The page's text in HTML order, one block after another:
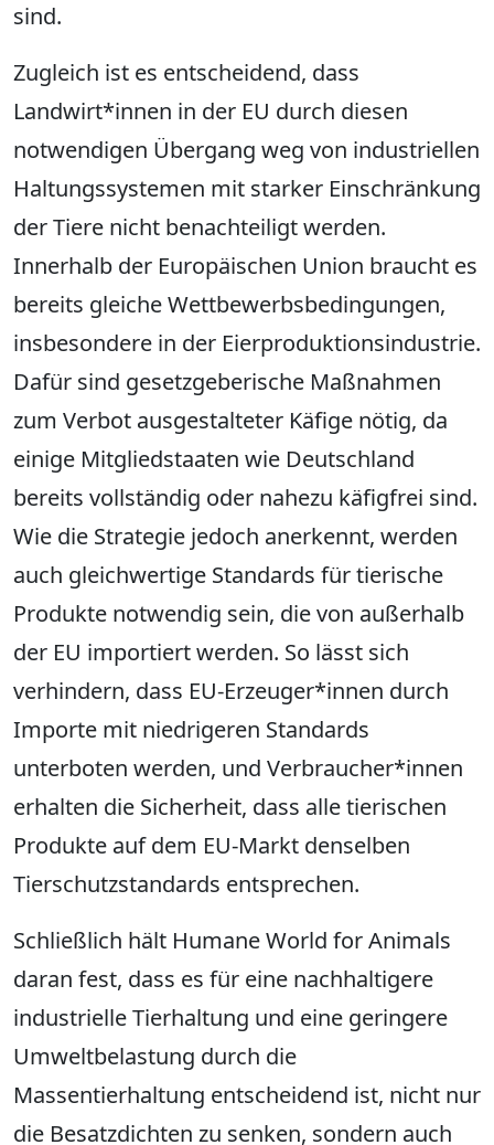
sind.
Zugleich ist es entscheidend, dass
Landwirt*innen in der EU durch diesen
notwendigen Übergang weg von industriellen
Haltungssystemen mit starker Einschränkung
der Tiere nicht benachteiligt werden.
Innerhalb der Europäischen Union braucht es
bereits gleiche Wettbewerbsbedingungen,
insbesondere in der Eierproduktionsindustrie.
Dafür sind gesetzgeberische Maßnahmen
zum Verbot ausgestalteter Käfige nötig, da
einige Mitgliedstaaten wie Deutschland
bereits vollständig oder nahezu käfigfrei sind.
Wie die Strategie jedoch anerkennt, werden
auch gleichwertige Standards für tierische
Produkte notwendig sein, die von außerhalb
der EU importiert werden. So lässt sich
verhindern, dass EU-Erzeuger*innen durch
Importe mit niedrigeren Standards
unterboten werden, und Verbraucher*innen
erhalten die Sicherheit, dass alle tierischen
Produkte auf dem EU-Markt denselben
Tierschutzstandards entsprechen.
Schließlich hält Humane World for Animals
daran fest, dass es für eine nachhaltigere
industrielle Tierhaltung und eine geringere
Umweltbelastung durch die
Massentierhaltung entscheidend ist, nicht nur
die Besatzdichten zu senken, sondern auch